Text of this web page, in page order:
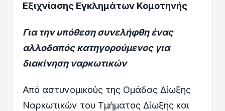
Εξιχνίασης Εγκλημάτων Κομοτηνής
Για την υπόθεση συνελήφθη ένας
αλλοδαπός κατηγορούμενος για
διακίνηση ναρκωτικών
Από αστυνομικούς της Ομάδας Δίωξης
Ναρκωτικών του Τμήματος Δίωξης και